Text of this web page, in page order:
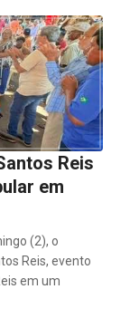
Reis
em
(2), o
Reis, evento
em um